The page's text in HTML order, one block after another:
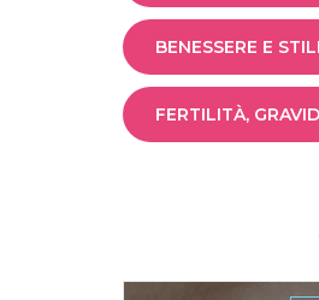
BENESSERE E
FERTILITÀ,